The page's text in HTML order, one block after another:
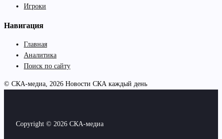
Игроки
Навигация
Главная
Аналитика
Поиск по сайту
© СКА-медиа, 2026 Новости СКА каждый день
Copyright © 2026 СКА-медиа